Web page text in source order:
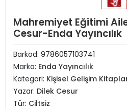
Mahremiyet Eğitimi
Cesur-Enda Yayıncılık
Barkod: 9786057103741
Marka: Enda Yayıncılık
Kategori: Kişisel Gelişim
Yazar: Dilek Cesur
Tür: Ciltsiz